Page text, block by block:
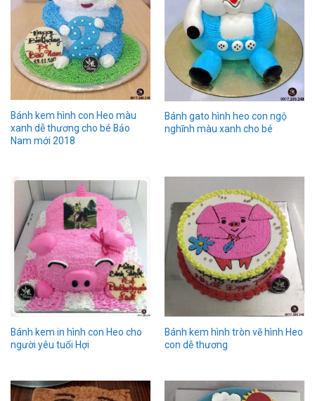
Bánh kem hình con Heo màu
xanh dễ thương cho bé Bảo
Nam mới 2018
Bánh gato hình heo con ngộ
nghĩnh màu xanh cho bé
Bánh kem in hình con Heo cho
người yêu tuổi Hợi
Bánh kem hình tròn vẽ hình Heo
con dễ thương